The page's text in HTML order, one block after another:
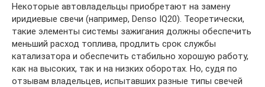
Некоторые автовладельцы приобретают на замену
иридиевые свечи (например, Denso IQ20). Теоретически,
такие элементы системы зажигания должны обеспечить
меньший расход топлива, продлить срок службы
катализатора и обеспечить стабильно хорошую работу,
как на высоких, так и на низких оборотах. Но, судя по
отзывам владельцев, испытавших разные типы свечей